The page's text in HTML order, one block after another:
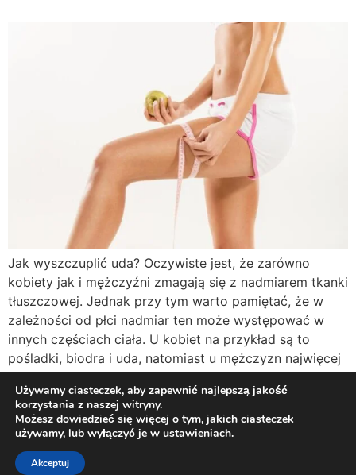
Jak wyszczuplić uda? Oczywiste jest, że zarówno
kobiety jak i mężczyźni zmagają się z nadmiarem tkanki
tłuszczowej. Jednak przy tym warto pamiętać, że w
zależności od płci nadmiar ten może występować w
innych częściach ciała. U kobiet na przykład są to
pośladki, biodra i uda, natomiast u mężczyzn najwięcej
Twój osobisty dietetyk i trener online!
Polityka Prywatności
Regulamin
Używamy ciasteczek, aby zapewnić najlepszą jakość
korzystania z naszej witryny.
Możesz dowiedzieć się więcej o tym, jakich ciasteczek
używamy, lub wyłączyć je w ustawieniach.
Akceptuj